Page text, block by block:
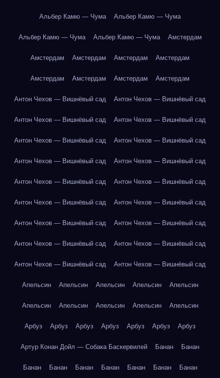
Альбер Камю — Чума Альбер Камю — Чума
Альбер Камю — Чума Альбер Камю — Чума Амстердам
Амстердам Амстердам Амстердам Амстердам
Амстердам Амстердам Амстердам Амстердам
Антон Чехов — Вишнёвый сад Антон Чехов — Вишнёвый сад
Антон Чехов — Вишнёвый сад Антон Чехов — Вишнёвый сад
Антон Чехов — Вишнёвый сад Антон Чехов — Вишнёвый сад
Антон Чехов — Вишнёвый сад Антон Чехов — Вишнёвый сад
Антон Чехов — Вишнёвый сад Антон Чехов — Вишнёвый сад
Антон Чехов — Вишнёвый сад Антон Чехов — Вишнёвый сад
Антон Чехов — Вишнёвый сад Антон Чехов — Вишнёвый сад
Антон Чехов — Вишнёвый сад Антон Чехов — Вишнёвый сад
Антон Чехов — Вишнёвый сад Антон Чехов — Вишнёвый сад
Апельсин Апельсин Апельсин Апельсин Апельсин
Апельсин Апельсин Апельсин Апельсин Апельсин
Арбуз Арбуз Арбуз Арбуз Арбуз Арбуз Арбуз
Артур Конан Дойл — Собака Баскервилей Банан Банан
Банан Банан Банан Банан Банан Банан Банан